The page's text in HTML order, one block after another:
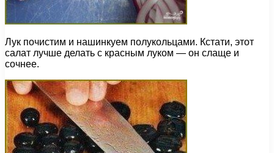
Лук почистим и нашинкуем полукольцами. Кстати, этот
салат лучше делать с красным луком — он слаще и
сочнее.